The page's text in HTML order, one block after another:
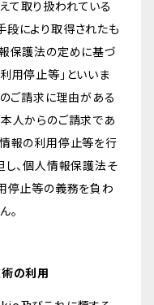
て取り扱われている
段により取得されたも
保護法の定めに基づ
用停止等」といいま
のご請求に理由がある
人からのご請求であ
報の利用停止等を行
し、個人情報保護法そ
停止等の義務を負わ
。
の利用